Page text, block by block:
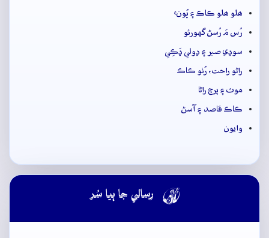
ھلو ھلو ڪاڪ ۽ ڀُونءِ
رُس مَ رُسڻ گهورئو
سوڍي صبر ۽ ڍولي ڍَڪِي
راڻو راحت، رُٺو ڪاڪ
موٽ ۽ پرچ راڻا
ڪاڪ قاصد ۽ آسڻ
وايون
 رسالي جا ٻيا سُر